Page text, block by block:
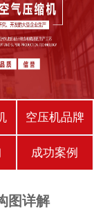
空压机品牌
成功案例
图详解